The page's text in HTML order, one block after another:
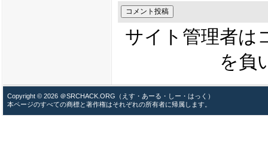
サイト管理者は
を負
Copyright © 2026 ＠SRCHACK.ORG（えす・あーる・しー・はっく）
本ページのすべての商標と著作権はそれぞれの所有者に帰属します。